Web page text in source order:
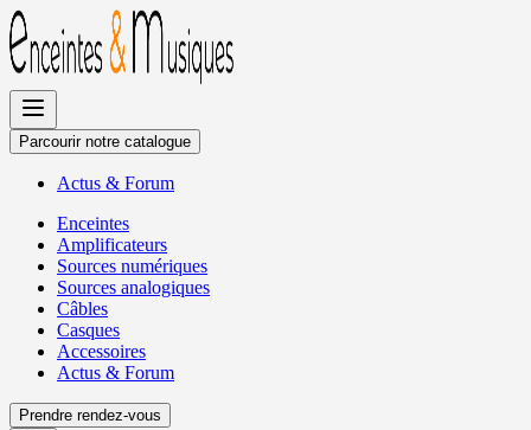
Allez
au
contenu
Parcourir notre catalogue
Actus & Forum
Enceintes
Amplificateurs
Sources numériques
Sources analogiques
Câbles
Casques
Accessoires
Actus & Forum
Prendre rendez-vous